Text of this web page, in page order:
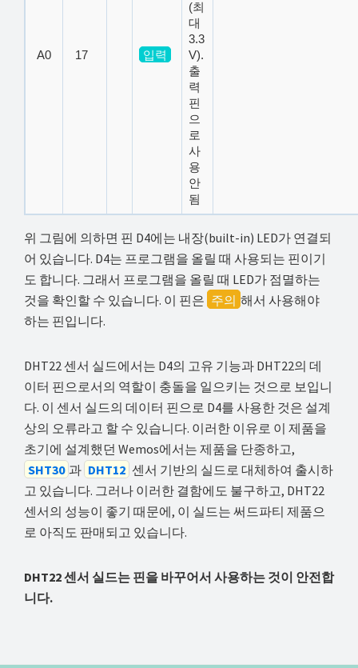
A0 17 입력
(최
대
3.3
V).
출
력
핀
으
로
사
용
안
됨
위 그림에 의하면 핀 D4에는 내장(built-in) LED가 연결되
어 있습니다. D4는 프로그램을 올릴 때 사용되는 핀이기
도 합니다. 그래서 프로그램을 올릴 때 LED가 점멸하는
것을 확인할 수 있습니다. 이 핀은 주의 해서 사용해야
하는 핀입니다.
DHT22 센서 실드에서는 D4의 고유 기능과 DHT22의 데
이터 핀으로서의 역할이 충돌을 일으키는 것으로 보입니
다. 이 센서 실드의 데이터 핀으로 D4를 사용한 것은 설계
상의 오류라고 할 수 있습니다. 이러한 이유로 이 제품을
초기에 설계했던 Wemos에서는 제품을 단종하고,
SHT30 과 DHT12 센서 기반의 실드로 대체하여 출시하
고 있습니다. 그러나 이러한 결함에도 불구하고, DHT22
센서의 성능이 좋기 때문에, 이 실드는 써드파티 제품으
로 아직도 판매되고 있습니다.
DHT22 센서 실드는 핀을 바꾸어서 사용하는 것이 안전합
니다.